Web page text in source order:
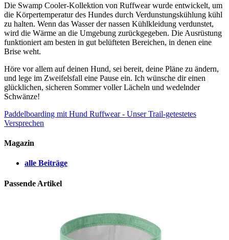
Die Swamp Cooler-Kollektion von Ruffwear wurde entwickelt, um
die Körpertemperatur des Hundes durch Verdunstungskühlung kühl
zu halten. Wenn das Wasser der nassen Kühlkleidung verdunstet,
wird die Wärme an die Umgebung zurückgegeben. Die Ausrüstung
funktioniert am besten in gut belüfteten Bereichen, in denen eine
Brise weht.
Höre vor allem auf deinen Hund, sei bereit, deine Pläne zu ändern,
und lege im Zweifelsfall eine Pause ein. Ich wünsche dir einen
glücklichen, sicheren Sommer voller Lächeln und wedelnder
Schwänze!
Paddelboarding mit Hund Ruffwear - Unser Trail-getestetes
Versprechen
Magazin
alle Beiträge
Passende Artikel